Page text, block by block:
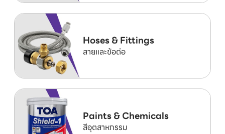
Hoses & Fittings
สายและข้อต่อ
Paints & Chemicals
สีอุตสาหกรรม